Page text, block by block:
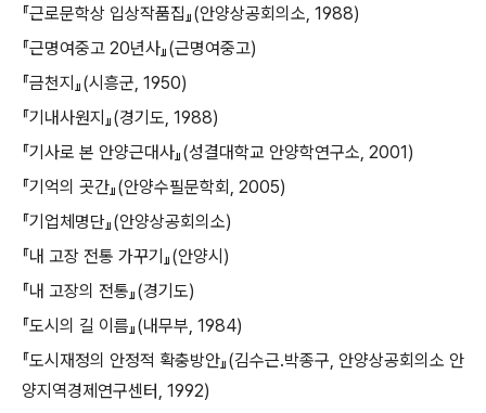
『근로문학상 입상작품집』(안양상공회의소, 1988)
『근명여중고 20년사』(근명여중고)
『금천지』(시흥군, 1950)
『기내사원지』(경기도, 1988)
『기사로 본 안양근대사』(성결대학교 안양학연구소, 2001)
『기억의 곳간』(안양수필문학회, 2005)
『기업체명단』(안양상공회의소)
『내 고장 전통 가꾸기』(안양시)
『내 고장의 전통』(경기도)
『도시의 길 이름』(내무부, 1984)
『도시재정의 안정적 확충방안』(김수근․박종구, 안양상공회의소 안
양지역경제연구센터, 1992)